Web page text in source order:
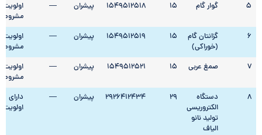
5
گوار گام 15
1549512518 پیشران —
اولویت
مشروط
6
گزانتان گام
(خوراکی)
15
1549512519 پیشران —
اولویت
مشروط
7
صمغ عربی 15
1549512521 پیشران —
اولویت
مشروط
8
دستگاه
الکتروریسی
تولید نانو
الیاف
29
2926412434 پیشران —
دارای
اولویت